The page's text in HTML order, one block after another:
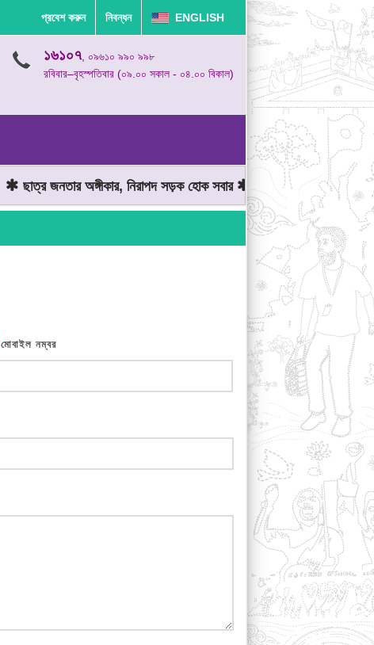
প্রবেশ করুন নিবন্ধন ENGLISH
১৬১০৭, ০৯৬১০ ৯৯০ ৯৯৮
রবিবার–বৃহস্পতিবার (০৯.০০ সকাল - ০৪.০০ বিকাল)
ছাত্র জনতার অঙ্গীকার, নিরাপদ সড়ক হোক সবার মোটরযান চালানোর সময়
মোবাইল নম্বর